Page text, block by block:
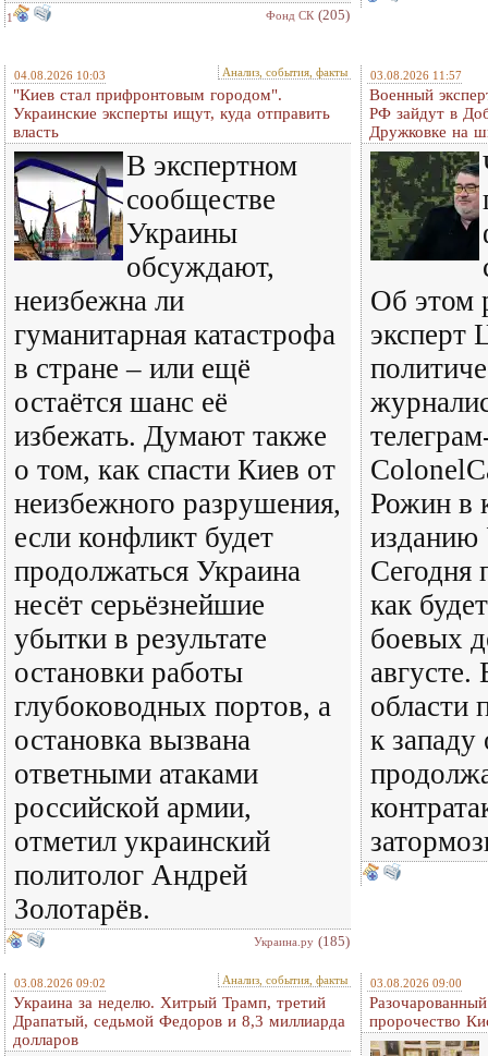
1 Фонд СК (205)
04.08.2026 10:03 Анализ, события, факты
"Киев стал прифронтовым городом".
Украинские эксперты ищут, куда отправить
власть
В экспертном
сообществе
Украины
обсуждают,
неизбежна ли
гуманитарная катастрофа
в стране – или ещё
остаётся шанс её
избежать. Думают также
о том, как спасти Киев от
неизбежного разрушения,
если конфликт будет
продолжаться Украина
несёт серьёзнейшие
убытки в результате
остановки работы
глубоководных портов, а
остановка вызвана
ответными атаками
российской армии,
отметил украинский
политолог Андрей
Золотарёв.
Украина.ру (185)
03.08.2026 11:57
Военный
РФ зайдут в
Дружковке на
Об этом
эксперт
Рожин в
изданию
Сегодня
как
боевых
области
к
03.08.2026 09:02 Анализ, события, факты
Украина за неделю. Хитрый Трамп, третий
Драпатый, седьмой Федоров и 8,3 миллиарда
долларов
03.08.2026 09:00
пророчество